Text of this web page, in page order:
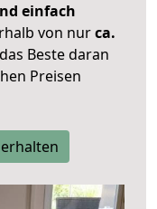
einfach
von nurca.
Beste daran
Preisen